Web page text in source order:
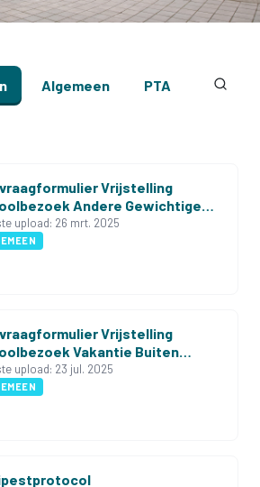
Algemeen PTA
Vrijstelling
Andere Gewichtige
upload: 26 mrt. 2025
Vrijstelling
Vakantie Buiten
upload: 23 jul. 2025